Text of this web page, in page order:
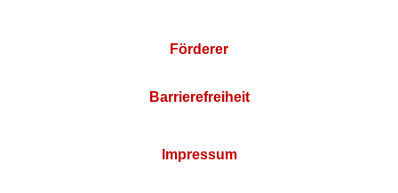
Förderer
Barrierefreiheit
Impressum